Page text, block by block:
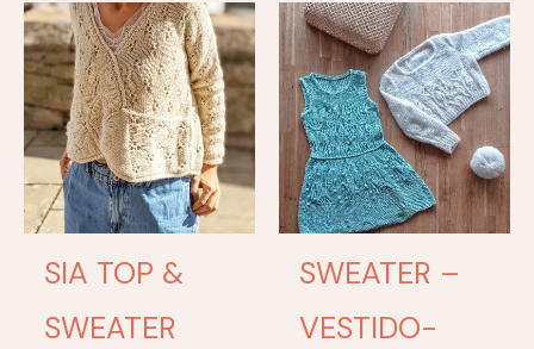
SIA TOP &
SWEATER
SWEATER –
VESTIDO-